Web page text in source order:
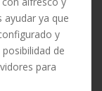
ya que
y
de
para